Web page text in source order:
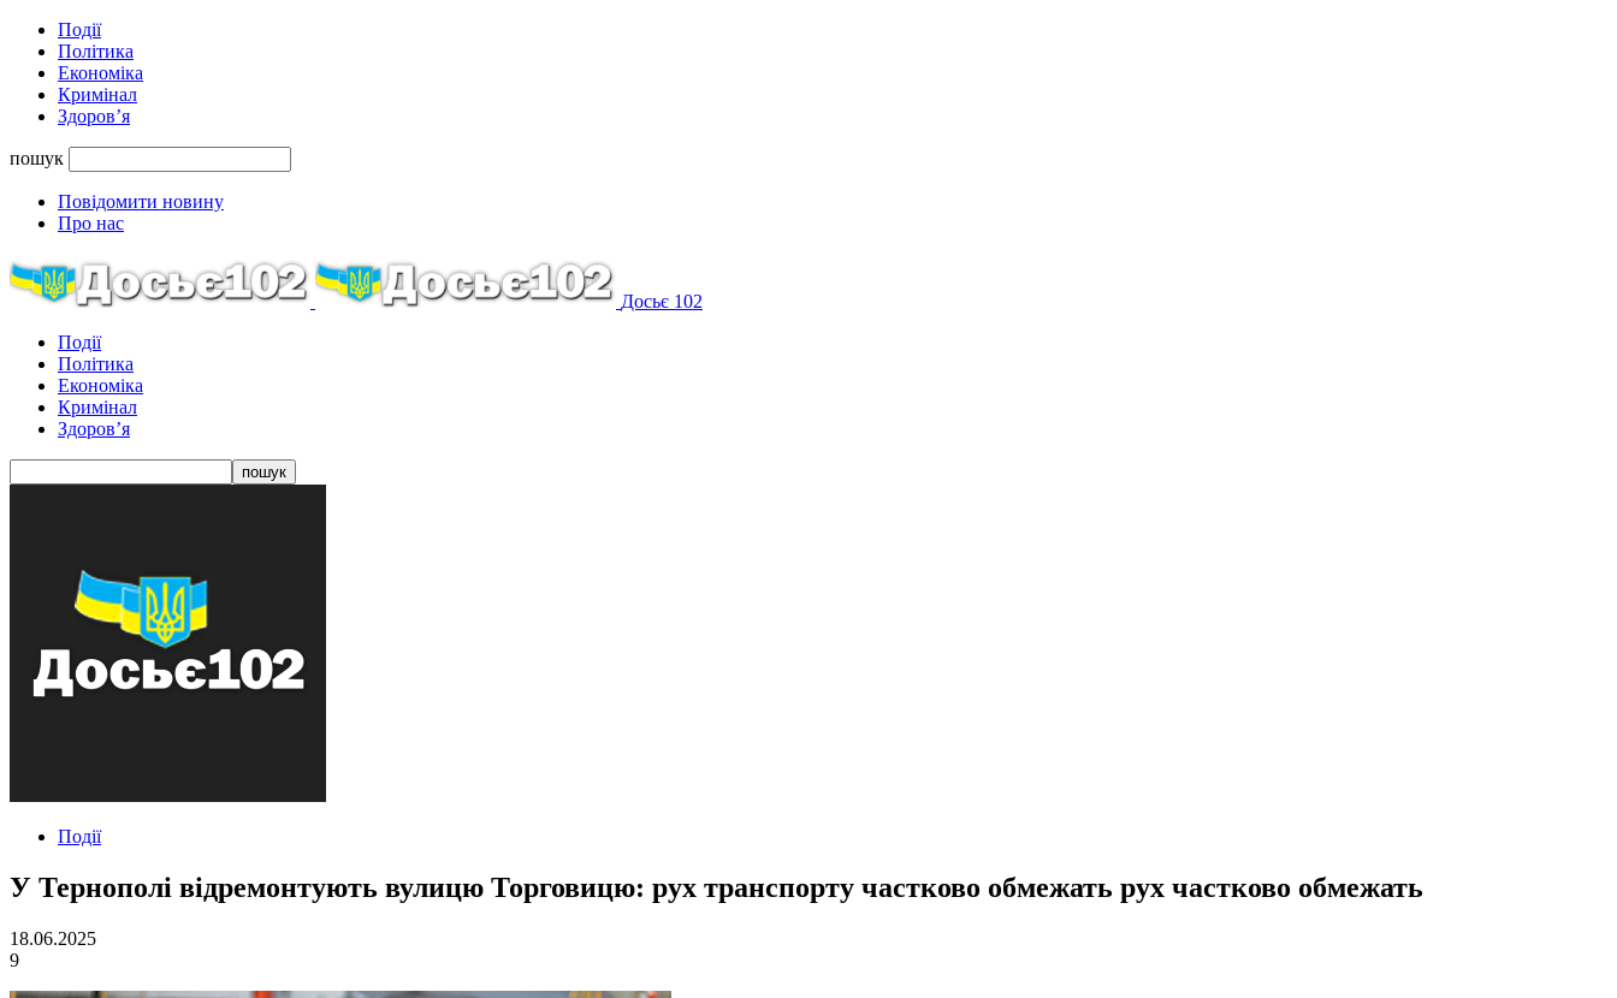
Події
Політика
Економіка
Кримінал
Здоров’я
пошук
Повідомити новину
Про нас
Досьє 102
Події
Політика
Економіка
Кримінал
Здоров’я
Події
У Тернополі відремонтують вулицю Торговицю: рух транспорту частково обмежать рух частково обмежать
18.06.2025
9